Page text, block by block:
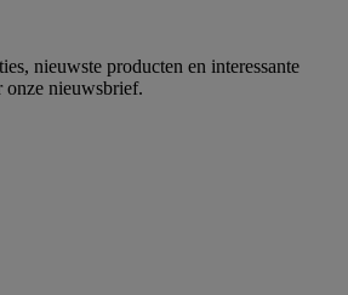
nieuwste producten en interessante
nieuwsbrief.